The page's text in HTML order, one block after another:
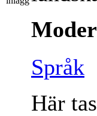
Språk
Här